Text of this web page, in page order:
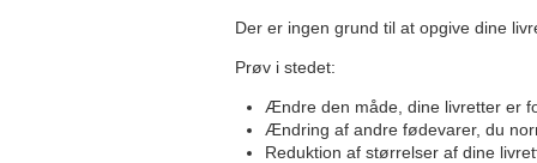
Der er ingen grund til at opgive dine
Prøv i stedet:
Ændre den måde, dine livretter er
Ændring af andre fødevarer, du
Reduktion af størrelser af dine